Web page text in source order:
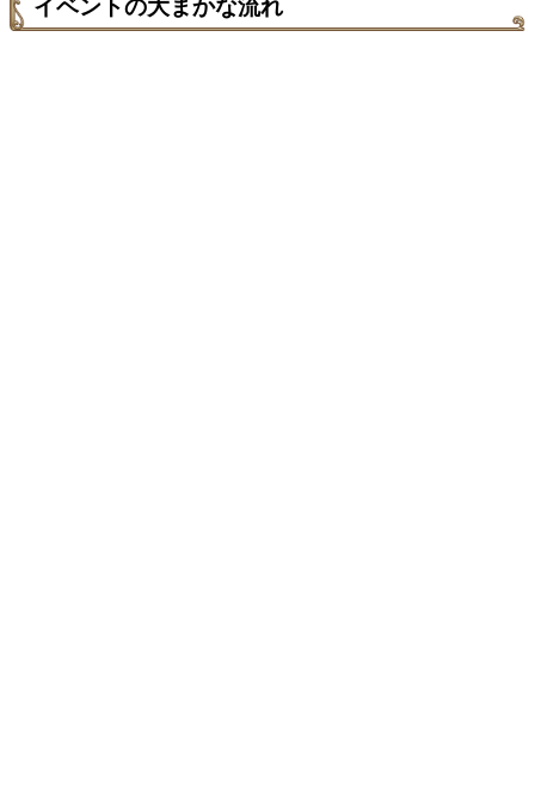
イベントの大まかな流れ